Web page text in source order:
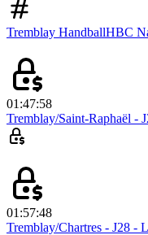
Tremblay HandballHBC
01:47:58
Tremblay/Saint-Raphaël -
01:57:48
Tremblay/Chartres - J28 -